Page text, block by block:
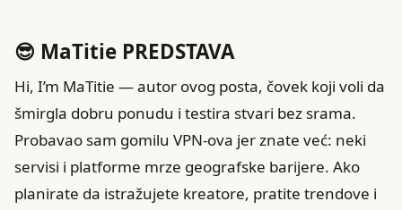
😎 MaTitie PREDSTAVA
Hi, I’m MaTitie — autor ovog posta, čovek koji voli da
šmirgla dobru ponudu i testira stvari bez srama.
Probavao sam gomilu VPN-ova jer znate već: neki
servisi i platforme mrze geografske barijere. Ako
planirate da istražujete kreatore, pratite trendove i